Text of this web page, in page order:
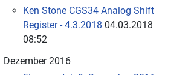
Ken Stone CGS34 Analog Shift
Register - 4.3.2018 04.03.2018
08:52
Dezember 2016